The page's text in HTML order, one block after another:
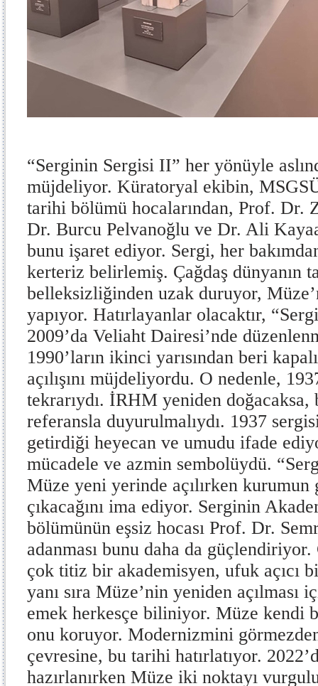
“Serginin Sergisi II” her yönüyle
müjdeliyor. Küratoryal ekibin,
tarihi bölümü hocalarından, Prof. Dr.
Dr. Burcu Pelvanoğlu ve Dr. Ali
bunu işaret ediyor. Sergi, her
kerteriz belirlemiş. Çağdaş dünyanın
belleksizliğinden uzak duruyor,
yapıyor. Hatırlayanlar olacaktır,
2009’da Veliaht Dairesi’nde
1990’ların ikinci yarısından beri
açılışını müjdeliyordu. O nedenle,
tekrarıydı. İRHM yeniden doğacaksa,
referansla duyurulmalıydı. 1937
getirdiği heyecan ve umudu ifade
mücadele ve azmin sembolüydü.
Müze yeni yerinde açılırken kurumun
çıkacağını ima ediyor. Serginin
bölümünün eşsiz hocası Prof. Dr.
adanması bunu daha da
çok titiz bir akademisyen, ufuk açıcı
yanı sıra Müze’nin yeniden açılması
emek herkesçe biliniyor. Müze kendi
onu koruyor. Modernizmini
çevresine, bu tarihi hatırlatıyor.
hazırlanırken Müze iki noktayı